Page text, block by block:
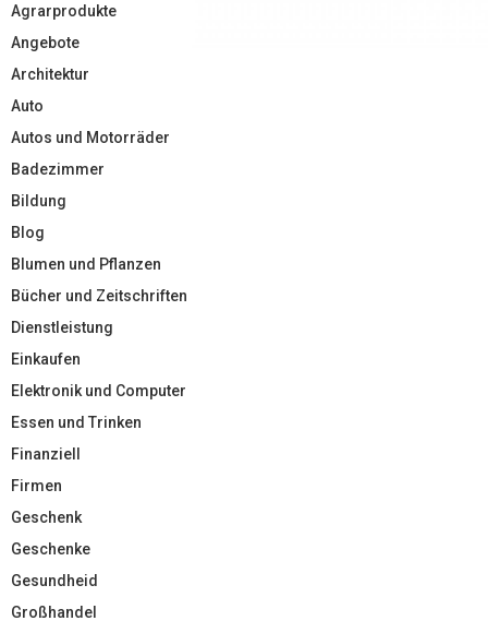
Agrarprodukte
Angebote
Architektur
Auto
Autos und Motorräder
Badezimmer
Bildung
Blog
Blumen und Pflanzen
Bücher und Zeitschriften
Dienstleistung
Einkaufen
Elektronik und Computer
Essen und Trinken
Finanziell
Firmen
Geschenk
Geschenke
Gesundheid
Großhandel